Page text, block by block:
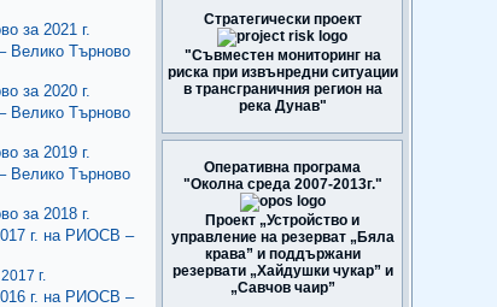
за 2021 г.
Велико Търново
за 2020 г.
Велико Търново
за 2019 г.
Велико Търново
за 2018 г.
г. на РИОСВ –
г.
г. на РИОСВ –
Стратегически проект
"Съвместен мониторинг на
риска при извънредни ситуации
в трансграничния регион на
река Дунав"
Оперативна програма
"Околна среда 2007-2013г."
Проект „Устройство и
управление на резерват „Бяла
крава” и поддържани
резервати „Хайдушки чукар” и
„Савчов чаир”